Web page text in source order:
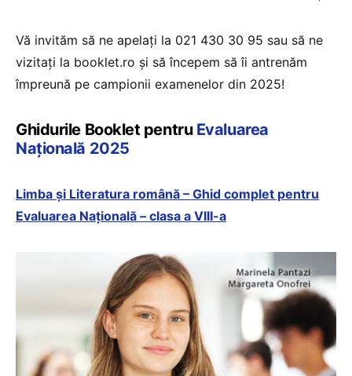
Vă invităm să ne apelați la 021 430 30 95 sau să ne
vizitați la booklet.ro și să începem să îi antrenăm
împreună pe campionii examenelor din 2025!
Ghidurile Booklet pentru Evaluarea
Națională 2025
Limba și Literatura română – Ghid complet pentru
Evaluarea Națională – clasa a VIII-a